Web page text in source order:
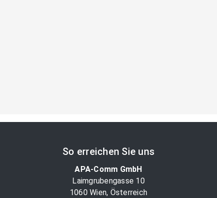
So erreichen Sie uns
APA-Comm GmbH
Laimgrubengasse 10
1060 Wien, Österreich